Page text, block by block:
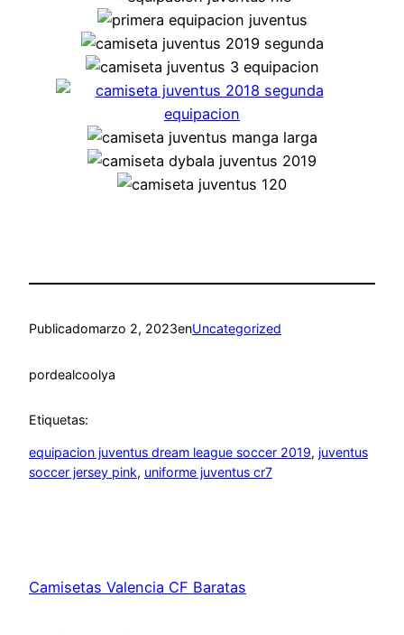
Publicadomarzo 2, 2023enUncategorized
pordealcoolya
Etiquetas:
equipacion juventus dream league soccer 2019, juventus
soccer jersey pink, uniforme juventus cr7
Camisetas Valencia CF Baratas